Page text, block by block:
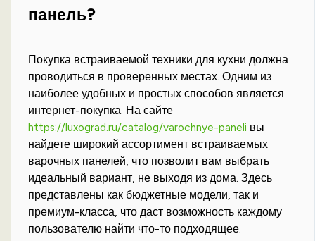
панель?
Покупка встраиваемой техники для кухни должна
проводиться в проверенных местах. Одним из
наиболее удобных и простых способов является
интернет-покупка. На сайте
https://luxograd.ru/catalog/varochnye-paneli вы
найдете широкий ассортимент встраиваемых
варочных панелей, что позволит вам выбрать
идеальный вариант, не выходя из дома. Здесь
представлены как бюджетные модели, так и
премиум-класса, что даст возможность каждому
пользователю найти что-то подходящее.